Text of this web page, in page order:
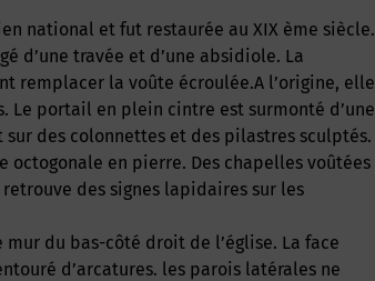
d’une travée et d’une absidiole. La
remplacer la voûte écroulée.A l’origine, elle
Le portail en plein cintre est surmonté d’une
des colonnettes et des pilastres sculptés.
octogonale en pierre. Des chapelles voûtées
retrouve des signes lapidaires sur les
du bas-côté droit de l’église. La face
d’arcatures. les parois latérales ne